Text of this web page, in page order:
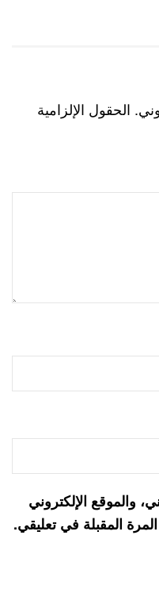
الحقول الإلزامية
والموقع الإلكتروني
المقبلة في تعليقي.